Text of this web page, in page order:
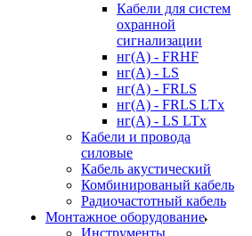
Кабели для систем
охранной
сигнализации
нг(A) - FRHF
нг(A) - LS
нг(А) - FRLS
нг(А) - FRLS LTx
нг(А) - LS LTx
Кабели и провода
силовые
Кабель акустический
Комбинированый кабель
Радиочастотный кабель
Монтажное оборудование
Инструменты